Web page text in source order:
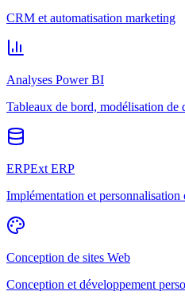
CRM et automatisation marketing
Analyses Power BI
Tableaux de bord, modélisation de
ERPExt ERP
Implémentation et personnalisation
Conception de sites Web
Conception et développement